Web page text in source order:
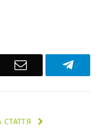
Email